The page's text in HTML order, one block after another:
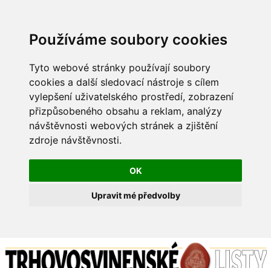
Používáme soubory cookies
Tyto webové stránky používají soubory
cookies a další sledovací nástroje s cílem
vylepšení uživatelského prostředí, zobrazení
přizpůsobeného obsahu a reklam, analýzy
návštěvnosti webových stránek a zjištění
zdroje návštěvnosti.
OK
Upravit mé předvolby